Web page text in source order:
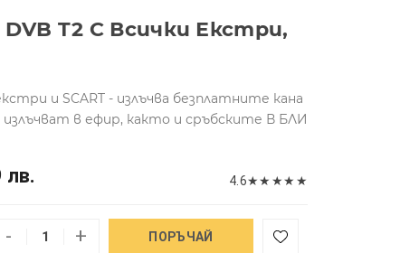
T2 С Всички Екстри,
и SCART - излъчва безплатните кана
в ефир, както и сръбските В БЛИ
лв. 4.6★★ ★★ ★
- + ПОРЪЧАЙ